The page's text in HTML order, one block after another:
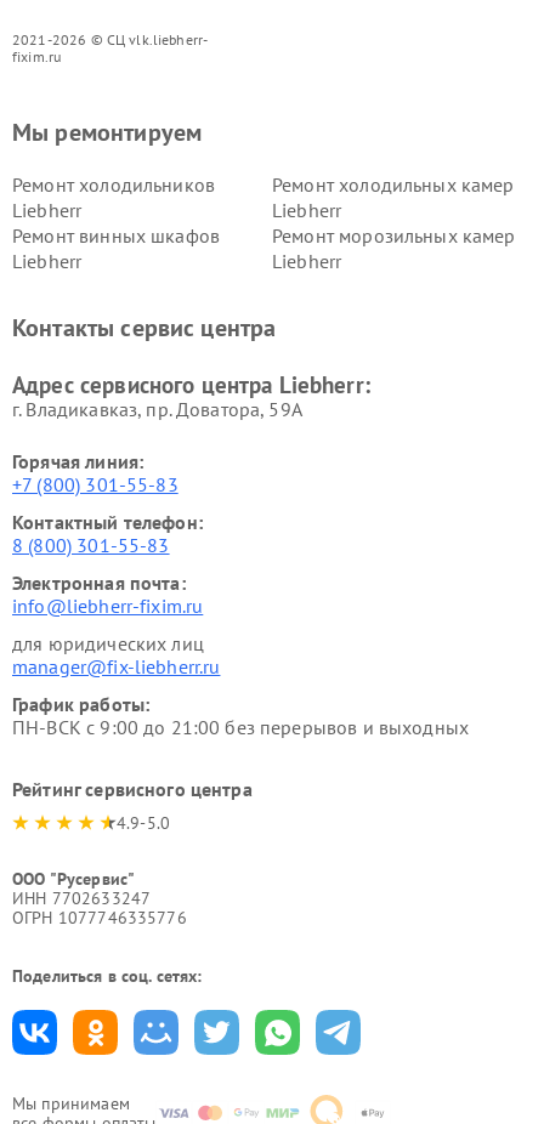
2021-2026 © СЦ vlk.liebherr-
fixim.ru
Мы принимаем
Мы ремонтируем
Ремонт холодильников
Liebherr
Ремонт холодильных камер
Liebherr
Ремонт винных шкафов
Liebherr
Ремонт морозильных камер
Liebherr
Контакты сервис центра
Адрес сервисного центра Liebherr:
г. Владикавказ, пр. Доватора, 59А
Горячая линия:
+7 (800) 301-55-83
Контактный телефон:
8 (800) 301-55-83
Электронная почта:
info@liebherr-fixim.ru
для юридических лиц
manager@fix-liebherr.ru
График работы:
ПН-ВСК с 9:00 до 21:00 без перерывов и выходных
Рейтинг сервисного центра
4.9-5.0
ООО "Русервис"
ИНН 7702633247
ОГРН 1077746335776
Поделиться в соц. сетях: